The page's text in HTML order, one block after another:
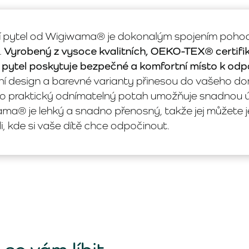
pytel od Wigiwama® je dokonalým spojením
Vyrobený z vysoce kvalitních, OEKO-TEX®
poskytuje bezpečné a komfortní místo k
design a barevné varianty přinesou do vašeho
praktický odnímatelný potah umožňuje snadnou
je lehký a snadno přenosný, takže jej můžete
kde si vaše dítě chce odpočinout.